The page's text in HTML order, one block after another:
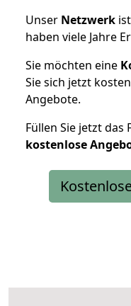
Unser Netzwerk
haben viele Jahre
Sie möchten eine
Sie sich jetzt
Angebote.
Füllen Sie jetzt
kostenlose